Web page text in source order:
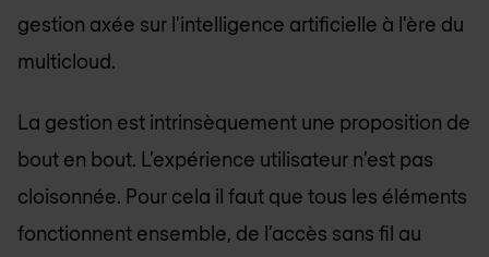
gestion axée sur l'intelligence artificielle à l'ère du
multicloud.
La gestion est intrinsèquement une proposition de
bout en bout. L’expérience utilisateur n’est pas
cloisonnée. Pour cela il faut que tous les éléments
fonctionnent ensemble, de l’accès sans fil au